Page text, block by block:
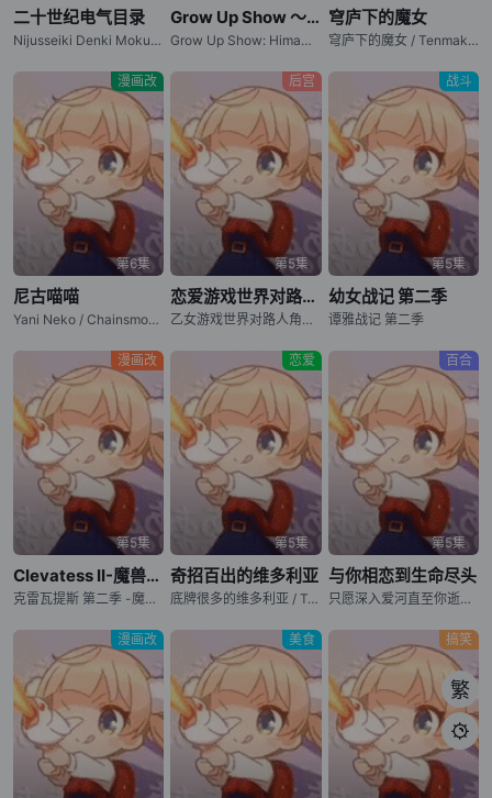
二十世纪电气目录
Nijusseiki Denki Mokuroku: Eureka Evrika / Sparks of Tomorrow
Grow Up Show ～向日葵马戏团～
Grow Up Show: Himawari no Circus-dan / 成长秀～向日葵马戏团～
穹庐下的魔女
穹庐下的魔女 / Tenmaku no Jaadugar / Jaadugar: A Witch in Mongolia
漫画改
第6集
尼古喵喵
Yani Neko / Chainsmoker Cat
后宫
第5集
恋爱游戏世界对路人角色很不友好 第二季
乙女游戏世界对路人角色很不友好 第二季 / 女性向游戏世界对路人角色很不友好 第二季 / Otome Game Sekai wa Mob ni Kibishii Sekai desu 2nd Season / Trapped in a Dating Sim: The World of Otome Games is Tough for Mobs Season 2
战斗
第5集
幼女战记 第二季
谭雅战记 第二季
漫画改
第5集
Clevatess II-魔兽之王与虚假的勇者传承-
克雷瓦提斯 第二季 -魔兽之王与虚伪的勇者传承- / クレバテス-魔獣の王と赤子と尸の勇者- 第2期 / 克雷瓦提斯-魔兽之王与婴儿与尸之勇者- 第二季 / Clevatess: Majuu no Ou to Akago to Shikabane no Yuusha Season 2 / Clevatess Season 2
恋爱
第5集
奇招百出的维多利亚
底牌很多的维多利亚 / Tefuda ga Oome no Victoria / Victoria of Many Faces
百合
第5集
与你相恋到生命尽头
只愿深入爱河直至你逝去 / Kimi ga Shinu made Koi wo Shitai / I Want to Love You Till Your Dying Day
漫画改 美食 搞笑
繁
